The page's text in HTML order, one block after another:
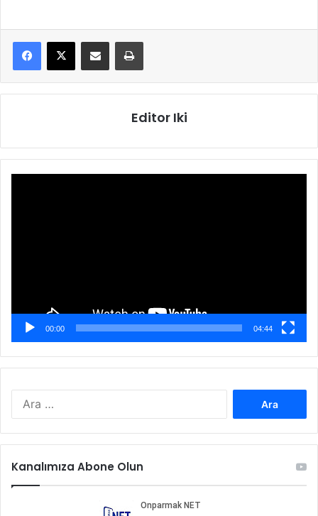
E-Posta ile paylaş Yazdır
Editor Iki
00:00 04:44
Kanalımıza Abone Olun